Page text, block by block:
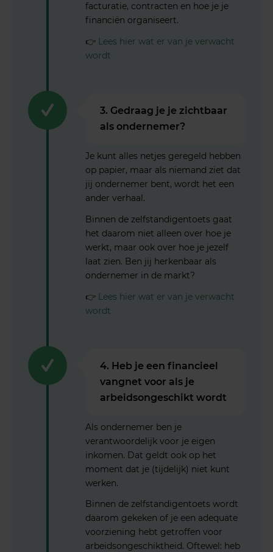
facturatie, contracten en hoe je je
financiën organiseert.
👉 Lees hier wat er van je verwacht
wordt
3. Gedraag je je zichtbaar
als ondernemer?
Je kunt alles netjes geregeld hebben
op papier, maar als niemand ziet dat
jij ondernemer bent, wordt het een
ander verhaal.
Binnen de zelfstandigentoets gaat
het daarom niet alleen over hoe je
werkt, maar ook over hoe je jezelf
laat zien. Ben jij herkenbaar als
ondernemer in de markt?
👉 Lees hier wat er van je verwacht
wordt
4. Heb je een financieel
vangnet voor als je
arbeidsongeschikt wordt
Als ondernemer ben je
verantwoordelijk voor je eigen
inkomen. Dat geldt ook op het
moment dat je (tijdelijk) niet kunt
werken.
Binnen de zelfstandigentoets wordt
daarom gekeken of je een adequate
voorziening hebt getroffen voor
arbeidsongeschiktheid. Oftewel: heb